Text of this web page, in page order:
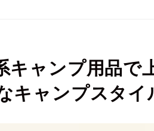
キャンプ用品で
キャンプスタイ